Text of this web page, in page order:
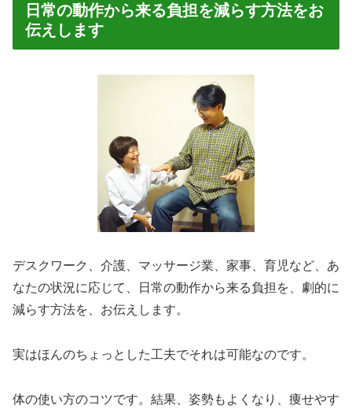
日常の動作から来る負担を減らす方法をお
伝えします
デスクワーク、介護、マッサージ業、家事、育児など、あ
なたの状況に応じて、日常の動作から来る負担を、劇的に
減らす方法を、お伝えします。
実はほんのちょっとした工夫でそれは可能なのです。
体の使い方のコツです。結果、姿勢もよくなり、痩せやす